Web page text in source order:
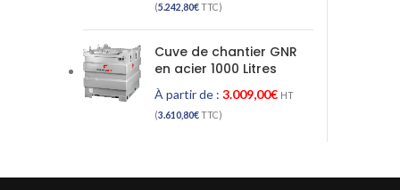
(5.242,80€TTC)
Cuve de chantier GNR
en acier 1000 Litres
À partir de : 3.009,00€ HT
(3.610,80€TTC)